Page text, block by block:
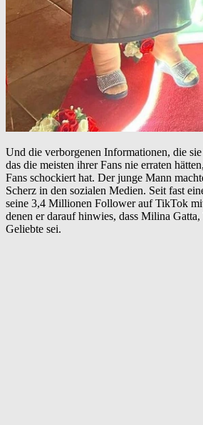
Und die verborgenen Informationen, die
das die meisten ihrer Fans nie erraten
Fans schockiert hat. Der junge Mann
Scherz in den sozialen Medien. Seit fast
seine 3,4 Millionen Follower auf TikTok
denen er darauf hinwies, dass Milina Gatta,
Geliebte sei.